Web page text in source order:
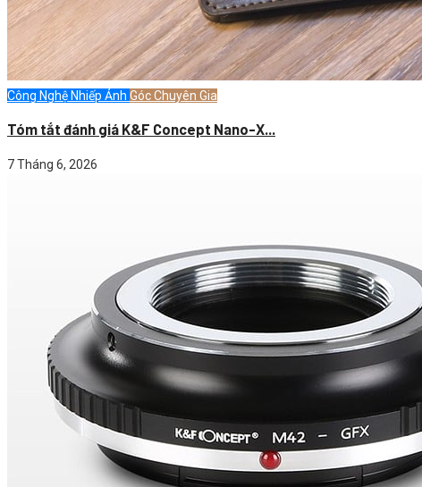
Công Nghệ Nhiếp Ảnh Góc Chuyên Gia
Tóm tắt đánh giá K&F Concept Nano-X...
7 Tháng 6, 2026